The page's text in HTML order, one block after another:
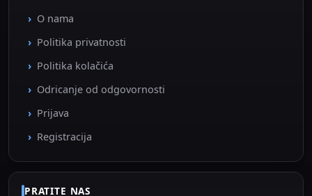
O nama
Politika privatnosti
Politika kolačića
Odricanje od odgovornosti
Prijava
Registracija
PRATITE NAS